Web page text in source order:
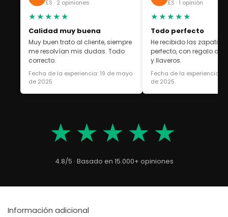
ES · 2 opiniones
★★★★★
Calidad muy buena
Muy buen trato al cliente, siempre
me resolvían mis dudas. Todo
correcto.
Fecha de la experiencia: 19 de mayo
de 2025
ES · 1 opinión
★★★★★
Todo perfecto
He recibido las
perfecto, con regalo de
y llaveros.
Fecha de la experiencia:
de 2025
★★★★★
4.8/5 · Basado en 15.000+ opiniones
Información adicional